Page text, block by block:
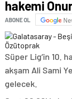
hakemi
ABONE OL
Süper Lig’in 10.
akşam Ali Sami
gelecek.